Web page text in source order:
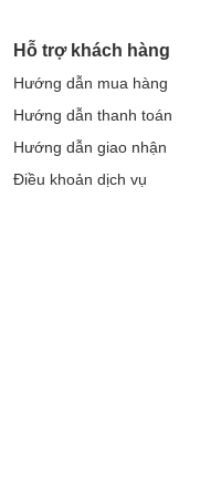
Hỗ trợ khách hàng
Hướng dẫn mua hàng
Hướng dẫn thanh toán
Hướng dẫn giao nhận
Điều khoản dịch vụ